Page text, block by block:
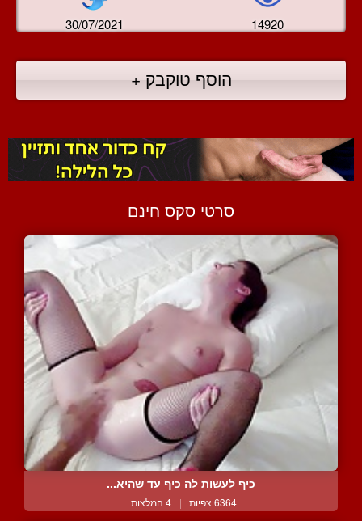
30/07/2021 14920
הוסף טוקבק +
סרטי סקס חינם
כיף לעשות לה כיף עד שהיא...
6364 צפיות | 4 המלצות